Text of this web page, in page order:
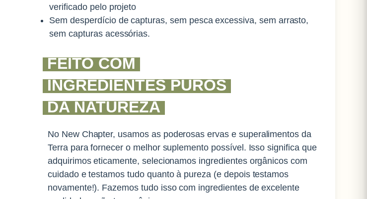
verificado pelo projeto
Sem desperdício de capturas, sem pesca excessiva, sem arrasto,
sem capturas acessórias.
FEITO COM
INGREDIENTES PUROS
DA NATUREZA
No New Chapter, usamos as poderosas ervas e superalimentos da
Terra para fornecer o melhor suplemento possível. Isso significa que
adquirimos eticamente, selecionamos ingredientes orgânicos com
cuidado e testamos tudo quanto à pureza (e depois testamos
novamente!). Fazemos tudo isso com ingredientes de excelente